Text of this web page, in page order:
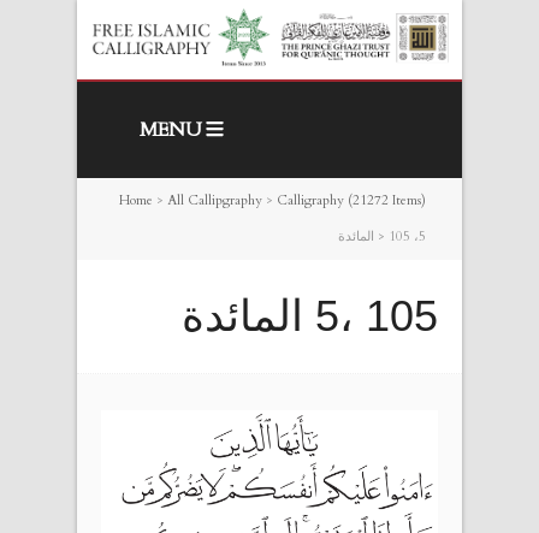
MENU
Home > All Callipgraphy > Calligraphy (21272 Items)
> 105 ،5 المائدة
105 ،5 المائدة